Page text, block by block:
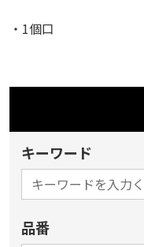
・1個口
キーワード
品番